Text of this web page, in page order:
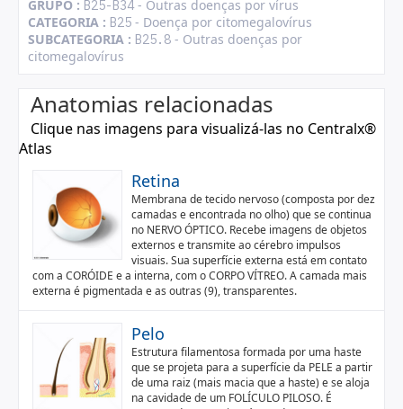
GRUPO : B25-B34- Outras doenças por vírus
CATEGORIA : B25 - Doença por citomegalovírus
SUBCATEGORIA : B25.8 - Outras doenças por
citomegalovírus
Anatomias relacionadas
Clique nas imagens para visualizá-las no Centralx®
Atlas
Retina
Membrana de tecido nervoso (composta por dez
camadas e encontrada no olho) que se continua
no NERVO ÓPTICO. Recebe imagens de objetos
externos e transmite ao cérebro impulsos
visuais. Sua superfície externa está em contato
com a CORÓIDE e a interna, com o CORPO VÍTREO. A camada mais
externa é pigmentada e as outras (9), transparentes.
Pelo
Estrutura filamentosa formada por uma haste
que se projeta para a superfície da PELE a partir
de uma raiz (mais macia que a haste) e se aloja
na cavidade de um FOLÍCULO PILOSO. É